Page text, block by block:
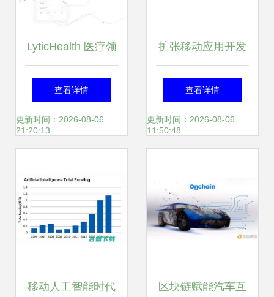
LyticHealth 医疗领
域Web与移动应用
程序的UI/UX设计
查看详情
更新时间：2026-08-06
21:20:13
扩张移动应用开发
新领域，创建技术
共赢圈
查看详情
更新时间：2026-08-06
11:50:48
移动人工智能时代 区块链赋能汽车互